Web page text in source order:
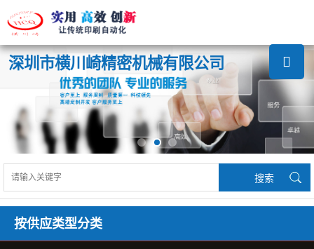
深圳市横川崎精密机械有限公司
按供应类型分类